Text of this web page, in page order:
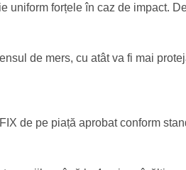
uniform forțele în caz de impact.
de mers, cu atât va fi mai
de pe piață aprobat conform